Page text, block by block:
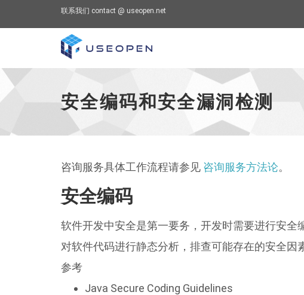
联系我们 contact @ useopen.net
安全编码和安全漏洞检测
咨询服务具体工作流程请参见 咨询服务方法论。
安全编码
软件开发中安全是第一要务，开发时需要进行安全
对软件代码进行静态分析，排查可能存在的安全因
参考
Java Secure Coding Guidelines